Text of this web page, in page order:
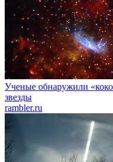
Ученые обнаружили
звезды
rambler.ru